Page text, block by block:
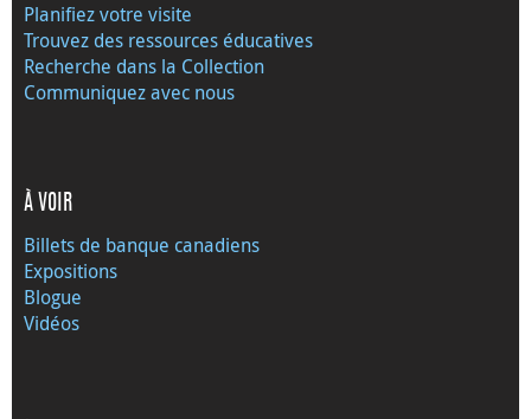
Planifiez votre visite
Trouvez des ressources éducatives
Recherche dans la Collection
Communiquez avec nous
À VOIR
Billets de banque canadiens
Expositions
Blogue
Vidéos